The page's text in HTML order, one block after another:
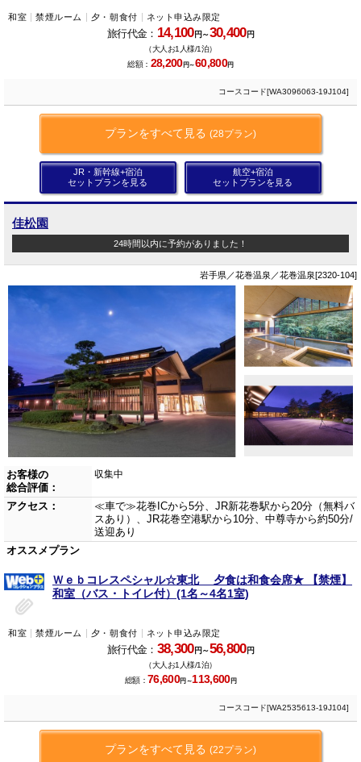
和室 禁煙ルーム 夕・朝食付 ネット申込み限定
旅行代金： 14,100円～30,400円
（大人お1人様/1泊）
総額： 28,200円～60,800円
コースコード[WA3096063-19J104]
プランをすべて見る (28プラン)
JR・新幹線+宿泊
セットプランを見る
航空+宿泊
セットプランを見る
佳松園
24時間以内に予約がありました！
岩手県／花巻温泉／花巻温泉[2320-104]
お客様の
総合評価：
収集中
アクセス：
≪車で≫花巻ICから5分、JR新花巻駅から20分（無料バ
スあり）、JR花巻空港駅から10分、中尊寺から約50分/
送迎あり
オススメプラン
Ｗｅｂコレスペシャル☆東北 夕食は和食会席★ 【禁煙】
和室（バス・トイレ付）(1名～4名1室)
和室 禁煙ルーム 夕・朝食付 ネット申込み限定
旅行代金： 38,300円～56,800円
（大人お1人様/1泊）
総額： 76,600円～113,600円
コースコード[WA2535613-19J104]
プランをすべて見る (22プラン)